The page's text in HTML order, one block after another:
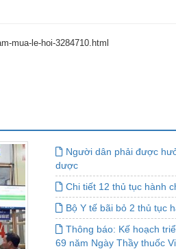
mua-le-hoi-3284710.html
Người dân phải được
dược
Chi tiết 12 thủ tục hành
Bộ Y tế bãi bỏ 2 thủ tục
Thông báo: Kế hoạch
69 năm Ngày Thầy thuốc